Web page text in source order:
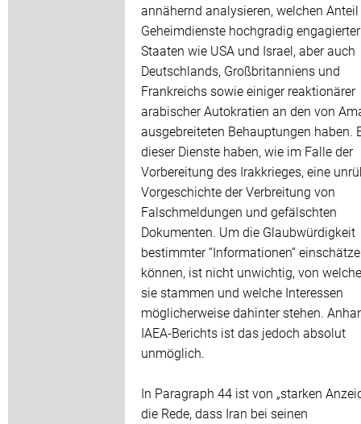
annähernd analysieren, welchen
Geheimdienste hochgradig engagierter
Staaten wie USA und Israel, aber auch
Deutschlands, Großbritanniens und
Frankreichs sowie einiger reaktionärer
arabischer Autokratien an den von
ausgebreiteten Behauptungen haben.
dieser Dienste haben, wie im Falle der
Vorbereitung des Irakkrieges, eine
Vorgeschichte der Verbreitung von
Falschmeldungen und gefälschten
Dokumenten. Um die Glaubwürdigkeit
bestimmter “Informationen“
können, ist nicht unwichtig, von
sie stammen und welche Interessen
möglicherweise dahinter stehen.
IAEA-Berichts ist das jedoch absolut
unmöglich.
In Paragraph 44 ist von „starken
die Rede, dass Iran bei seinen